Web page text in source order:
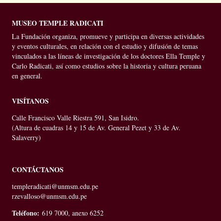
MUSEO TEMPLE RADICATI
La Fundación organiza, promueve y participa en diversas actividades
y eventos culturales, en relación con el estudio y difusión de temas
vinculados a las líneas de investigación de los doctores Ella Temple y
Carlo Radicati, así como estudios sobre la historia y cultura peruana
en general.
VISÍTANOS
Calle Francisco Valle Riestra 591, San Isidro.
(Altura de cuadras 14 y 15 de Av. General Pezet y 33 de Av.
Salaverry)
CONTÁCTANOS
templeradicati@unmsm.edu.pe
rzevalloso@unmsm.edu.pe
Teléfono: 619 7000, anexo 6252